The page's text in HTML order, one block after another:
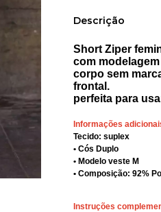
Descrição
Short Ziper
com
corpo sem
frontal.
perfeita para
Informações
Tecido: suplex
• Cós Duplo
• Modelo veste M
• Composição: 92%
Instruções